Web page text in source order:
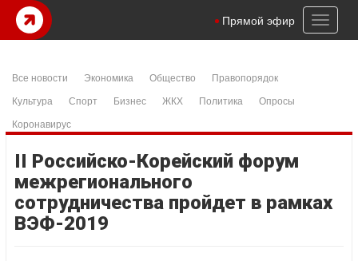
Toggle
Прямой эфир
Все новости Экономика Общество
Правопорядок
Культура
Спорт Бизнес ЖКХ Политика
Опросы
Коронавирус
II Российско-Корейский форум
межрегионального
сотрудничества пройдет в рамках
ВЭФ-2019